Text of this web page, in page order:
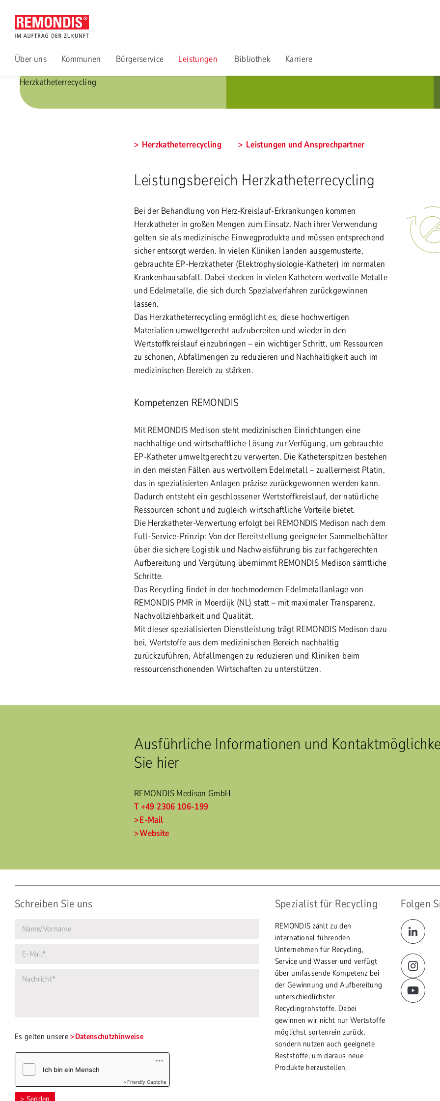
Über uns Kommunen Bürgerservice Leistungen Bibliothek
Karriere
Herzkatheterrecycling
Herzkatheterrecycling Leistungen und Ansprechpartner
Leistungsbereich Herzkatheterrecycling
Bei der Behandlung von Herz-Kreislauf-Erkrankungen kommen
Herzkatheter in großen Mengen zum Einsatz. Nach ihrer Verwendung
gelten sie als medizinische Einwegprodukte und müssen entsprechend
sicher entsorgt werden. In vielen Kliniken landen ausgemusterte,
gebrauchte EP-Herzkatheter (Elektrophysiologie-Katheter) im normalen
Krankenhausabfall. Dabei stecken in vielen Kathetern wertvolle Metalle
und Edelmetalle, die sich durch Spezialverfahren zurückgewinnen
lassen.
Das Herzkatheterrecycling ermöglicht es, diese hochwertigen
Materialien umweltgerecht aufzubereiten und wieder in den
Wertstoffkreislauf einzubringen – ein wichtiger Schritt, um Ressourcen
zu schonen, Abfallmengen zu reduzieren und Nachhaltigkeit auch im
medizinischen Bereich zu stärken.
Kompetenzen REMONDIS
Mit REMONDIS Medison steht medizinischen Einrichtungen eine
nachhaltige und wirtschaftliche Lösung zur Verfügung, um gebrauchte
EP-Katheter umweltgerecht zu verwerten. Die Katheterspitzen bestehen
in den meisten Fällen aus wertvollem Edelmetall – zuallermeist Platin,
das in spezialisierten Anlagen präzise zurückgewonnen werden kann.
Dadurch entsteht ein geschlossener Wertstoffkreislauf, der natürliche
Ressourcen schont und zugleich wirtschaftliche Vorteile bietet.
Die Herzkatheter-Verwertung erfolgt bei REMONDIS Medison nach dem
Full-Service-Prinzip: Von der Bereitstellung geeigneter Sammelbehälter
über die sichere Logistik und Nachweisführung bis zur fachgerechten
Aufbereitung und Vergütung übernimmt REMONDIS Medison sämtliche
Schritte.
Das Recycling findet in der hochmodernen Edelmetallanlage von
REMONDIS PMR in Moerdijk (NL) statt – mit maximaler Transparenz,
Nachvollziehbarkeit und Qualität.
Mit dieser spezialisierten Dienstleistung trägt REMONDIS Medison dazu
bei, Wertstoffe aus dem medizinischen Bereich nachhaltig
zurückzuführen, Abfallmengen zu reduzieren und Kliniken beim
ressourcenschonenden Wirtschaften zu unterstützen.
Ausführliche Informationen und
Sie hier
REMONDIS Medison GmbH
T +49 2306 106-199
E-Mail
Website
Schreiben Sie uns
Es gelten unsere Datenschutzhinweise
Friendly Captcha
Spezialist für Recycling
REMONDIS zählt zu den
international führenden
Unternehmen für Recycling,
Service und Wasser und verfügt
über umfassende Kompetenz bei
der Gewinnung und Aufbereitung
unterschiedlichster
Recyclingrohstoffe. Dabei
gewinnen wir nicht nur Wertstoffe
möglichst sortenrein zurück,
sondern nutzen auch geeignete
Reststoffe, um daraus neue
Produkte herzustellen.
Folgen